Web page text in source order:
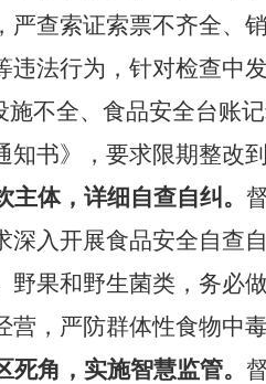
， 严查索证索票不齐全、
违法行为，针对检查中
施不全、食品安全台账
知书》，要求限期整改到
主体，详细自查自纠。
深入开展食品安全自查
野果和野生菌类， 务必
营 ， 严防群体性食物中
死角，实施智慧监管。